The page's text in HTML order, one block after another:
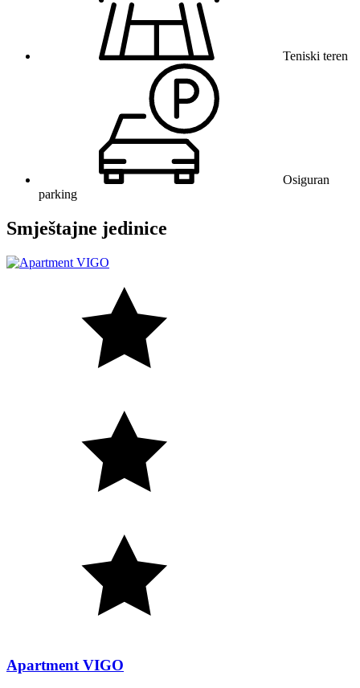
Teniski teren
Osiguran
parking
Smještajne jedinice
Apartment VIGO